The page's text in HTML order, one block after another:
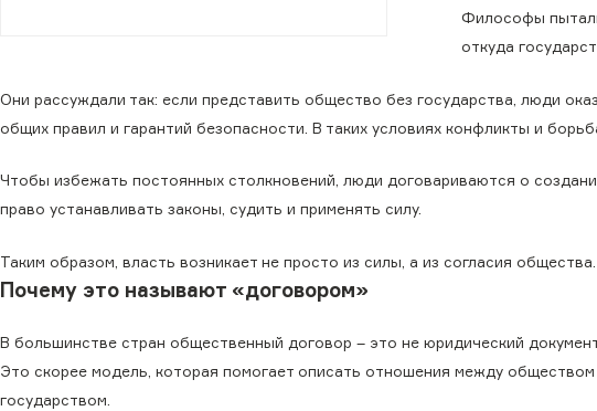
Философы
откуда
Они рассуждали так: если представить общество без государства, люди
общих правил и гарантий безопасности. В таких условиях конфликты и
Чтобы избежать постоянных столкновений, люди договариваются о
право устанавливать законы, судить и применять силу.
Таким образом, власть возникает не просто из силы, а из согласия общества.
Почему это называют «договором»
В большинстве стран общественный договор – это не юридический
Это скорее модель, которая помогает описать отношения между обществом
государством.